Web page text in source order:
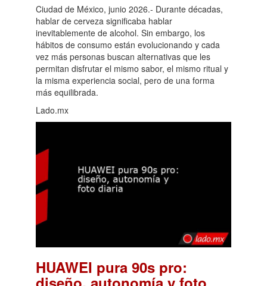
Ciudad de México, junio 2026.- Durante décadas,
hablar de cerveza significaba hablar
inevitablemente de alcohol. Sin embargo, los
hábitos de consumo están evolucionando y cada
vez más personas buscan alternativas que les
permitan disfrutar el mismo sabor, el mismo ritual y
la misma experiencia social, pero de una forma
más equilibrada.
Lado.mx
HUAWEI pura 90s pro: